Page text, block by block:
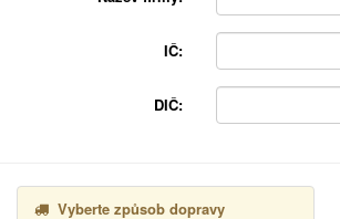
IČ:
DIČ:
Vyberte způsob dopravy